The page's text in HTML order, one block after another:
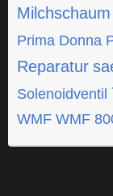
Milchschaum
Prima Donna
Reparatur
Solenoidventil
WMF WMF